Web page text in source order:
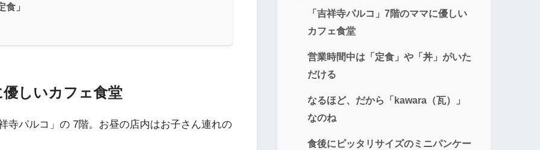
」
しいカフェ食堂
寺パルコ」の 7階。お昼の店内はお子さん連れの
「吉祥寺パルコ」7階のママに優しい
カフェ食堂
営業時間中は「定食」や「丼」がいた
だける
なるほど、だから「kawara（瓦）」
なのね
食後にピッタリサイズのミニパンケー